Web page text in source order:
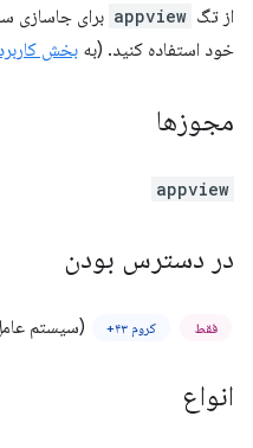
از تگ appview برای جاسازی
خود استفاده کنید. (به بخش
مجوزها
appview
در دسترس بودن
فقط کروم ۴۳+ (سیستم
انواع